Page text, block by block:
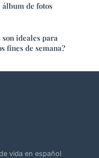
de fotos
ideales para
fines de semana?
vida en español